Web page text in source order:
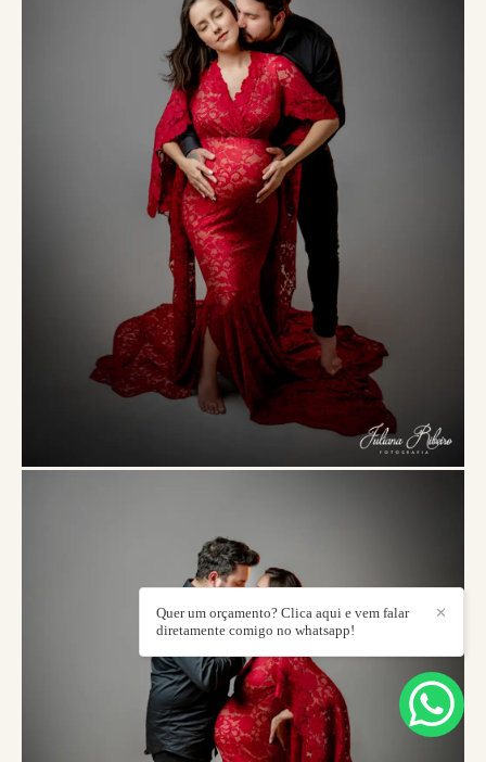
✕
Quer um orçamento? Clica aqui e vem falar
diretamente comigo no whatsapp!